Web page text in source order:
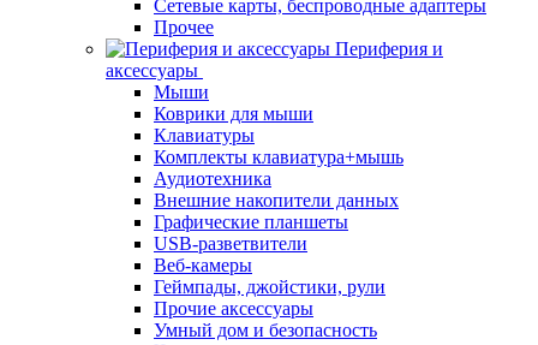
Сетевые карты, беспроводные адаптеры
Прочее
Периферия и
аксессуары
Мыши
Коврики для мыши
Клавиатуры
Комплекты клавиатура+мышь
Аудиотехника
Внешние накопители данных
Графические планшеты
USB-разветвители
Веб-камеры
Геймпады, джойстики, рули
Прочие аксессуары
Умный дом и безопасность